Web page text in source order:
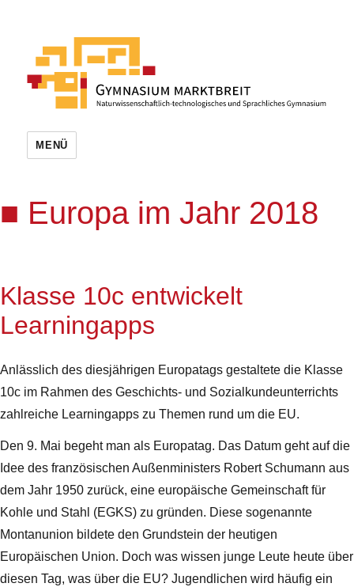
MENÜ
Europa im Jahr 2018
Klasse 10c entwickelt
Learningapps
Anlässlich des diesjährigen Europatags gestaltete die Klasse
10c im Rahmen des Geschichts- und Sozialkundeunterrichts
zahlreiche Learningapps zu Themen rund um die EU.
Den 9. Mai begeht man als Europatag. Das Datum geht auf die
Idee des französischen Außenministers Robert Schumann aus
dem Jahr 1950 zurück, eine europäische Gemeinschaft für
Kohle und Stahl (EGKS) zu gründen. Diese sogenannte
Montanunion bildete den Grundstein der heutigen
Europäischen Union. Doch was wissen junge Leute heute über
diesen Tag, was über die EU? Jugendlichen wird häufig ein